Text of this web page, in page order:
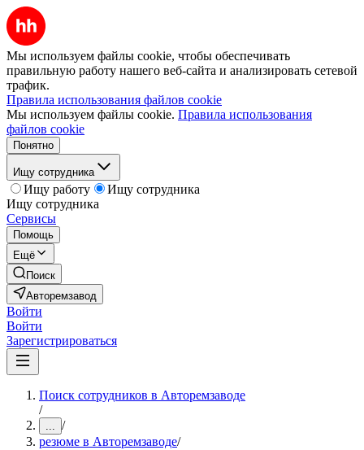
Мы используем файлы cookie, чтобы обеспечивать
правильную работу нашего веб-сайта и анализировать сетевой
трафик.
Правила использования файлов cookie
Мы используем файлы cookie. Правила использования
файлов cookie
Понятно
Ищу сотрудника
Ищу работу
Ищу сотрудника
Ищу сотрудника
Сервисы
Помощь
Ещё
Поиск
Авторемзавод
Войти
Войти
Зарегистрироваться
Поиск сотрудников в Авторемзаводе
/
... /
резюме в Авторемзаводе/